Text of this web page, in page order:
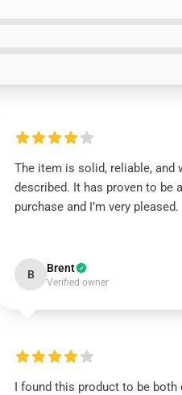
The item is solid, reliable, and
described. It has proven to be
purchase and I’m very pleased.
B Brent
Verified owner
I found this product to be both